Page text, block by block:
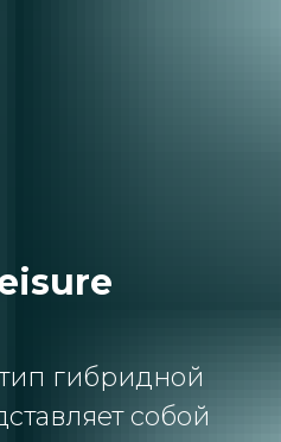
гибридной
собой